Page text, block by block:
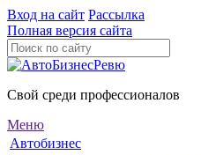
Вход на сайт Рассылка
Полная версия сайта
Свой среди профессионалов
Меню
Автобизнес